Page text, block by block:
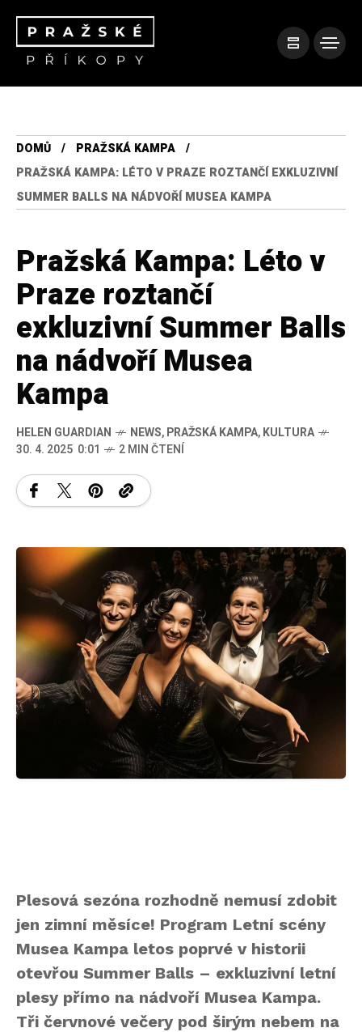
DOMŮ
PRAŽSKÁ KAMPA
PRAŽSKÁ KAMPA: LÉTO V PRAZE ROZTANČÍ EXKLUZIVNÍ
SUMMER BALLS NA NÁDVOŘÍ MUSEA KAMPA
Pražská Kampa: Léto v
Praze roztančí
exkluzivní Summer Balls
na nádvoří Musea
Kampa
HELEN GUARDIAN NEWS,PRAŽSKÁ KAMPA,KULTURA
30. 4. 2025 0:01
2 MIN ČTENÍ
Plesová sezóna rozhodně nemusí zdobit
jen zimní měsíce! Program Letní scény
Musea Kampa letos poprvé v historii
otevřou Summer Balls – exkluzivní letní
plesy přímo na nádvoří Musea Kampa.
Tři červnové večery pod širým nebem na